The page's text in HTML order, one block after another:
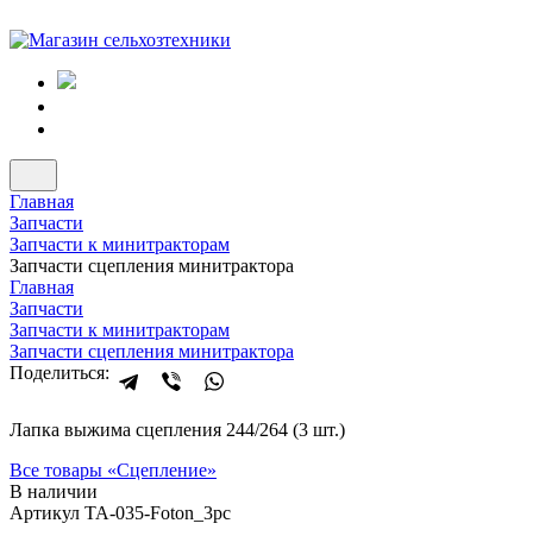
Главная
Запчасти
Запчасти к минитракторам
Запчасти сцепления минитрактора
Главная
Запчасти
Запчасти к минитракторам
Запчасти сцепления минитрактора
Поделиться:
Лапка выжима сцепления 244/264 (3 шт.)
Все товары «Сцепление»
В наличии
Артикул TA-035-Foton_3pc